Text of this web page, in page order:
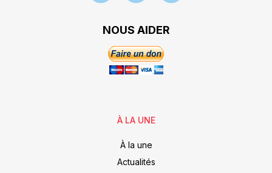
NOUS AIDER
À LA UNE
À la une
Actualités